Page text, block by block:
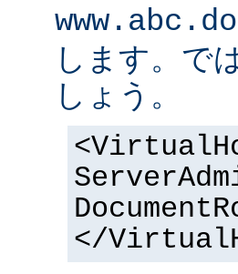
します。で
しょう。
</